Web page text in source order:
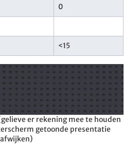
0
<15
er rekening mee te houden
getoonde presentatie